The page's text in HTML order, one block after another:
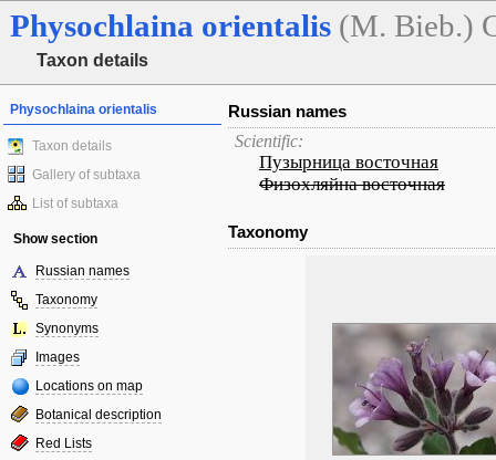
Physochlaina orientalis (M. Bieb.)
Taxon details
Physochlaina orientalis
Taxon details
Gallery of subtaxa
List of subtaxa
Show section
Russian names
Taxonomy
Synonyms
Images
Locations on map
Botanical description
Red Lists
Russian names
Scientific:
Пузырница восточная
Физохляйна восточная
Taxonomy